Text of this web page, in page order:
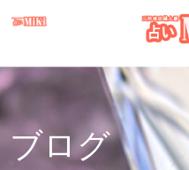
ブログ